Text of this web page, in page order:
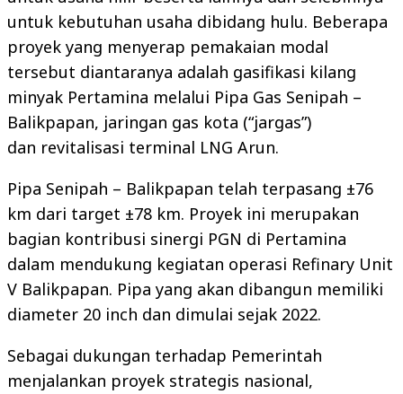
untuk kebutuhan usaha dibidang hulu. Beberapa
proyek yang menyerap pemakaian modal
tersebut diantaranya adalah gasifikasi kilang
minyak Pertamina melalui Pipa Gas Senipah –
Balikpapan, jaringan gas kota (“jargas”)
dan revitalisasi terminal LNG Arun.
Pipa Senipah – Balikpapan telah terpasang ±76
km dari target ±78 km. Proyek ini merupakan
bagian kontribusi sinergi PGN di Pertamina
dalam mendukung kegiatan operasi Refinary Unit
V Balikpapan. Pipa yang akan dibangun memiliki
diameter 20 inch dan dimulai sejak 2022.
Sebagai dukungan terhadap Pemerintah
menjalankan proyek strategis nasional,